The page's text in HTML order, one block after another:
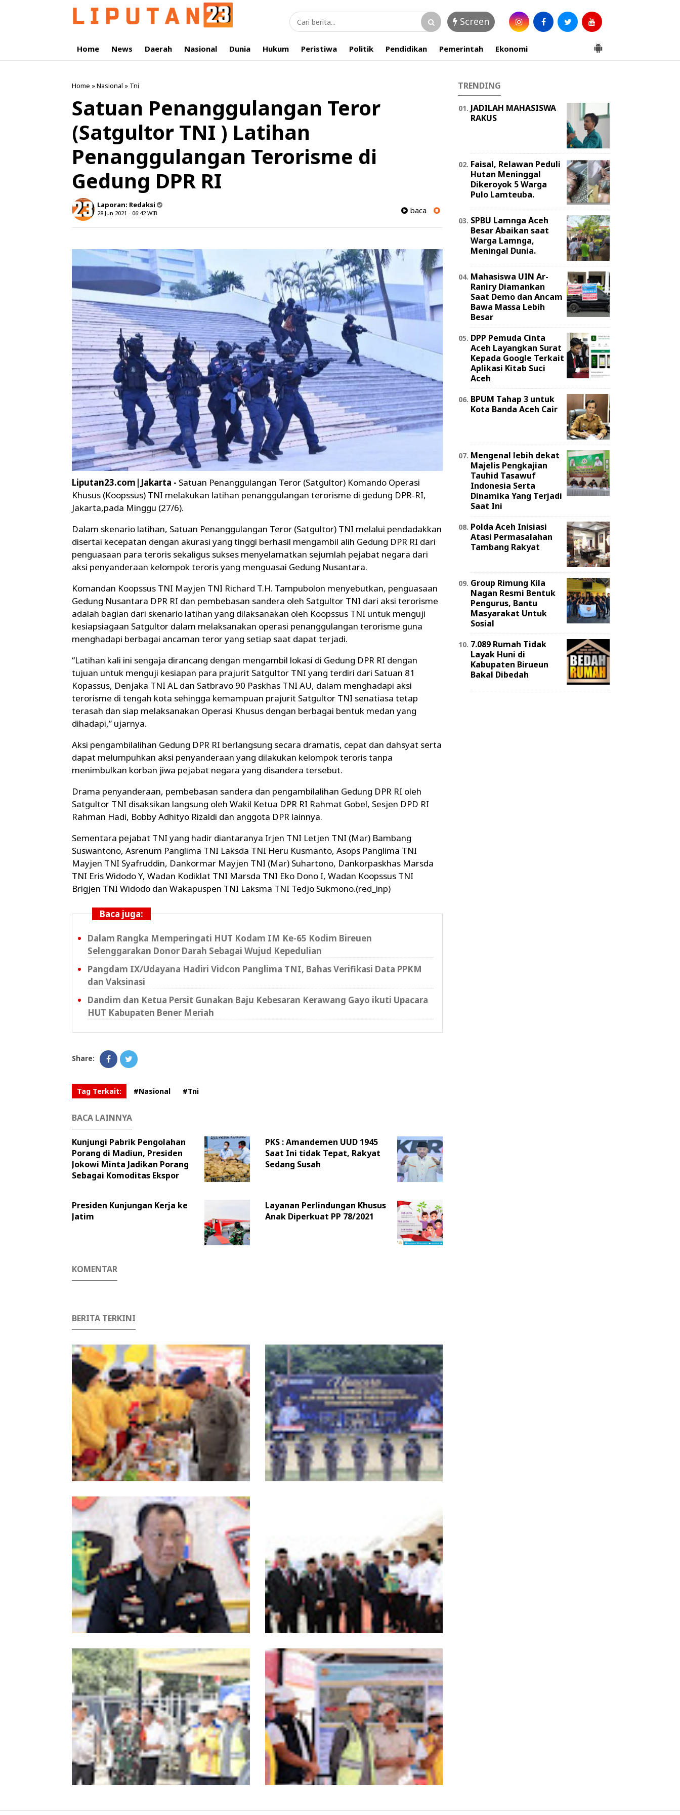
Screen
Home News Daerah Nasional Dunia Hukum Peristiwa Politik Pendidikan Pemerintah Ekonomi
Home »Nasional » Tni
Satuan Penanggulangan Teror
(Satgultor TNI ) Latihan
Penanggulangan Terorisme di
Gedung DPR RI
Laporan: Redaksi
28 Jun 2021 - 06:42WIB baca
Liputan23.com|Jakarta - Satuan Penanggulangan Teror (Satgultor) Komando Operasi
Khusus (Koopssus) TNI melakukan latihan penanggulangan terorisme di gedung DPR-RI,
Jakarta,pada Minggu (27/6).
Dalam skenario latihan, Satuan Penanggulangan Teror (Satgultor) TNI melalui pendadakkan
disertai kecepatan dengan akurasi yang tinggi berhasil mengambil alih Gedung DPR RI dari
penguasaan para teroris sekaligus sukses menyelamatkan sejumlah pejabat negara dari
aksi penyanderaan kelompok teroris yang menguasai Gedung Nusantara.
Komandan Koopssus TNI Mayjen TNI Richard T.H. Tampubolon menyebutkan, penguasaan
Gedung Nusantara DPR RI dan pembebasan sandera oleh Satgultor TNI dari aksi terorisme
adalah bagian dari skenario latihan yang dilaksanakan oleh Koopssus TNI untuk menguji
kesiapsiagaan Satgultor dalam melaksanakan operasi penanggulangan terorisme guna
menghadapi berbagai ancaman teror yang setiap saat dapat terjadi.
“Latihan kali ini sengaja dirancang dengan mengambil lokasi di Gedung DPR RI dengan
tujuan untuk menguji kesiapan para prajurit Satgultor TNI yang terdiri dari Satuan 81
Kopassus, Denjaka TNI AL dan Satbravo 90 Paskhas TNI AU, dalam menghadapi aksi
terorisme di tengah kota sehingga kemampuan prajurit Satgultor TNI senatiasa tetap
terasah dan siap melaksanakan Operasi Khusus dengan berbagai bentuk medan yang
dihadapi,” ujarnya.
Aksi pengambilalihan Gedung DPR RI berlangsung secara dramatis, cepat dan dahsyat serta
dapat melumpuhkan aksi penyanderaan yang dilakukan kelompok teroris tanpa
menimbulkan korban jiwa pejabat negara yang disandera tersebut.
Drama penyanderaan, pembebasan sandera dan pengambilalihan Gedung DPR RI oleh
Satgultor TNI disaksikan langsung oleh Wakil Ketua DPR RI Rahmat Gobel, Sesjen DPD RI
Rahman Hadi, Bobby Adhityo Rizaldi dan anggota DPR lainnya.
Sementara pejabat TNI yang hadir diantaranya Irjen TNI Letjen TNI (Mar) Bambang
Suswantono, Asrenum Panglima TNI Laksda TNI Heru Kusmanto, Asops Panglima TNI
Mayjen TNI Syafruddin, Dankormar Mayjen TNI (Mar) Suhartono, Dankorpaskhas Marsda
TNI Eris Widodo Y, Wadan Kodiklat TNI Marsda TNI Eko Dono I, Wadan Koopssus TNI
Brigjen TNI Widodo dan Wakapuspen TNI Laksma TNI Tedjo Sukmono.(red_inp)
Baca juga:
Dalam Rangka Memperingati HUT Kodam IM Ke-65 Kodim Bireuen
Selenggarakan Donor Darah Sebagai Wujud Kepedulian
Pangdam IX/Udayana Hadiri Vidcon Panglima TNI, Bahas Verifikasi Data PPKM
dan Vaksinasi
Dandim dan Ketua Persit Gunakan Baju Kebesaran Kerawang Gayo ikuti Upacara
HUT Kabupaten Bener Meriah
Share:
Tag Terkait: #Nasional #Tni
BACA LAINNYA
Kunjungi Pabrik Pengolahan
Porang di Madiun, Presiden
Jokowi Minta Jadikan Porang
Sebagai Komoditas Ekspor
PKS : Amandemen UUD 1945
Saat Ini tidak Tepat, Rakyat
Sedang Susah
Presiden Kunjungan Kerja ke
Jatim
Layanan Perlindungan Khusus
Anak Diperkuat PP 78/2021
KOMENTAR
BERITA TERKINI
Meriahkan HUT Ke-81 Kemerdekaan RI,
Polda Aceh Gelar Lomba Memasak Nasi
Goreng dan Aneka Minuman
Kapolda Aceh Tutup Pembinaan Tradisi
dan Pembaretan 65 Bintara Remaja
Satbrimob Polda Aceh
Kombes Andi Kirana Diperiksa Mabes
Polri, Kapolda Tunjuk Kabid TIK sebagai
Pelaksana Tugas Kapolresta Banda Aceh
HUT ke-53 Bank Aceh: Momentum
Memperkuat Amanah, Menumbuhkan
Keberkahan Bagi Aceh
TRENDING
JADILAH MAHASISWA
RAKUS
Faisal, Relawan Peduli
Hutan Meninggal
Dikeroyok 5 Warga
Pulo Lamteuba.
SPBU Lamnga Aceh
Besar Abaikan saat
Warga Lamnga,
Meningal Dunia.
Mahasiswa UIN Ar-
Raniry Diamankan
Saat Demo dan Ancam
Bawa Massa Lebih
Besar
DPP Pemuda Cinta
Aceh Layangkan Surat
Kepada Google Terkait
Aplikasi Kitab Suci
Aceh
BPUM Tahap 3 untuk
Kota Banda Aceh Cair
Mengenal lebih dekat
Majelis Pengkajian
Tauhid Tasawuf
Indonesia Serta
Dinamika Yang Terjadi
Saat Ini
Polda Aceh Inisiasi
Atasi Permasalahan
Tambang Rakyat
Group Rimung Kila
Nagan Resmi Bentuk
Pengurus, Bantu
Masyarakat Untuk
Sosial
7.089 Rumah Tidak
Layak Huni di
Kabupaten Birueun
Bakal Dibedah